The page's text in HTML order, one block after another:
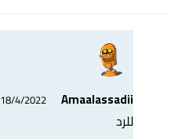
Amaalassadii 18/4/2022 3:37 ص
للرد